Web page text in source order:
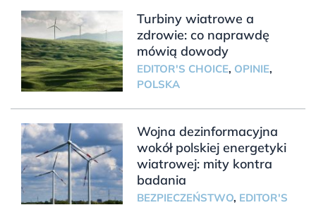
Turbiny wiatrowe a
zdrowie: co naprawdę
mówią dowody
EDITOR'S CHOICE, OPINIE,
POLSKA
Wojna dezinformacyjna
wokół polskiej energetyki
wiatrowej: mity kontra
badania
BEZPIECZEŃSTWO, EDITOR'S